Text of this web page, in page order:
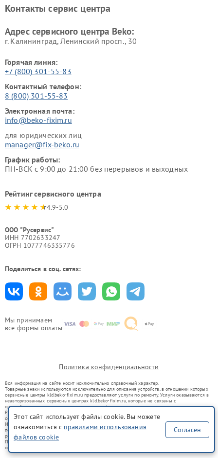
Мы принимаем
все формы оплаты
Ремонт холодильников Beko Ремонт морозильных камер
Контакты сервис центра
Адрес сервисного центра Beko:
г. Калининград, Ленинский просп., 30
Горячая линия:
+7 (800) 301-55-83
Контактный телефон:
8 (800) 301-55-83
Электронная почта:
info@beko-fixim.ru
для юридических лиц
manager@fix-beko.ru
График работы:
ПН-ВСК с 9:00 до 21:00 без перерывов и выходных
Рейтинг сервисного центра
4.9-5.0
ООО "Русервис"
ИНН 7702633247
ОГРН 1077746335776
Поделиться в соц. сетях:
Политика конфиденциальности
Вся информация на сайте носит исключительно справочный характер.
Товарные знаки используются исключительно для описания устройств, в отношении которых
сервисные центры kld.beko-fixim.ru предоставляют услуги по ремонту. Услуги оказываются в
неавторизованных сервисных центрах kld.beko-fixim.ru, которые не связаны с
правообладателями товарных знаков или их официальными представителями.
Ремонт осуществляется для устройств, уже введенных в гражданский оборот в соответствии
со статьей 1487 ГК РФ.
Использование товарных знаков не преследует цели индивидуализации услуг или введения
потребителей в заблуждение, а служит для информирования о предоставляемых услугах по
ремонту техники указанных брендов.
Представленная на сайте информация не является публичной офертой, определяемой
положениями Статьи 437(2) Гражданского кодекса РФ
Этот сайт использует файлы cookie. Вы можете
ознакомиться с правилами использования
файлов cookie
Согласен